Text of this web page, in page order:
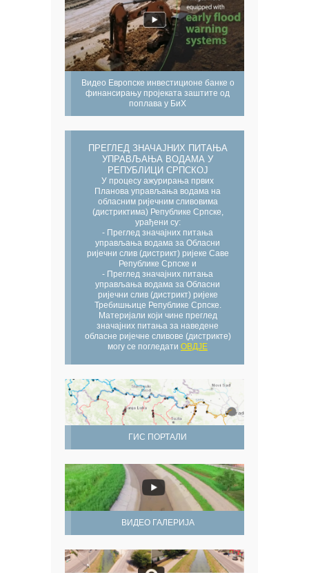
Видео Европске инвестиционе банке о
финансирању пројеката заштите од
поплава у БиХ
ПРЕГЛЕД ЗНАЧАЈНИХ ПИТАЊА
УПРАВЉАЊА ВОДАМА У
РЕПУБЛИЦИ СРПСКОЈ
У процесу ажурирања првих
Планова управљања водама на
обласним ријечним сливовима
(дистриктима) Републике Српске,
урађени су:
- Преглед значајних питања
управљања водама за Обласни
ријечни слив (дистрикт) ријеке Саве
Републике Српске и
- Преглед значајних питања
управљања водама за Обласни
ријечни слив (дистрикт) ријеке
Требишњице Републике Српске.
Материјали који чине преглед
значајних питања за наведене
обласне ријечне сливове (дистрикте)
могу се погледати ОВДЈЕ
ГИС ПОРТАЛИ
ВИДЕО ГАЛЕРИЈА